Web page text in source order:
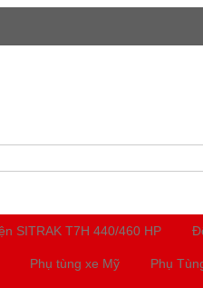
SITRAK T7H 440/460 HP
Phụ tùng xe Mỹ Phụ